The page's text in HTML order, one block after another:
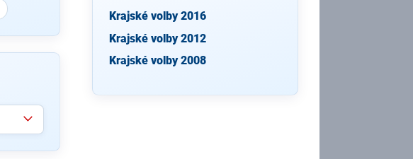
Krajské volby 2016
Krajské volby 2012
Krajské volby 2008